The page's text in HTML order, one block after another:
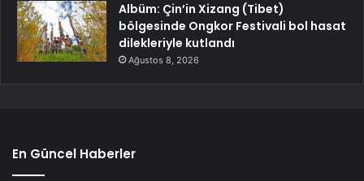
Albüm: Çin’in Xizang (Tibet)
bölgesinde Ongkor Festivali bol hasat
dilekleriyle kutlandı
Ağustos 8, 2026
En Güncel Haberler